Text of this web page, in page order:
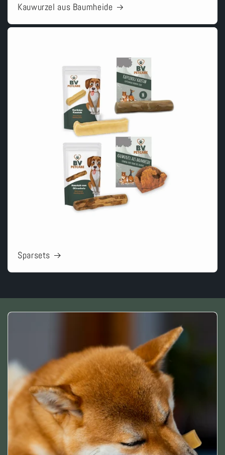
Kauwurzel aus Baumheide
Sparsets